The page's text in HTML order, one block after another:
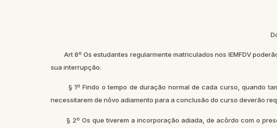
Art 8º Os estudantes regularmente matriculados nos IEMFDV
sua interrupção.
§ 1º Findo o tempo de duração normal de cada curso, quando
necessitarem de nôvo adiamento para a conclusão do curso deverão
§ 2º Os que tiverem a incorporação adiada, de acôrdo com o